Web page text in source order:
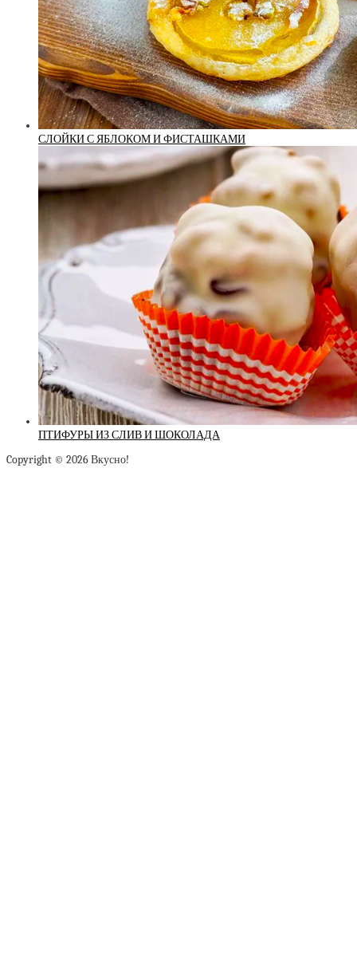
СЛОЙКИ С ЯБЛОКОМ И ФИСТАШКАМИ
ПТИФУРЫ ИЗ СЛИВ И ШОКОЛАДА
Copyright © 2026 Вкусно!